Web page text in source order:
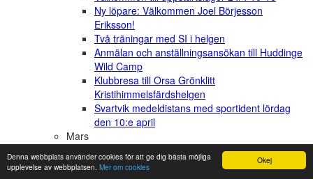
Okej
Denna webbplats använder cookies för att ge dig bästa möjliga
upplevelse av webbplatsen. Mer om cookies
Ny löpare: Välkommen Joel Börjesson
Eriksson!
Två träningar med SI i helgen
Anmälan och anställningsansökan till Huddinge
Wild Camp
Klubbresa till Orsa Grönklitt
Kristihimmelsfärdshelgen
Svartvik medeldistans med sportident lördag
den 10:e april
Mars
Påskorientering för hela klubben
Årets barn- och ungdomsförening i Stockholm